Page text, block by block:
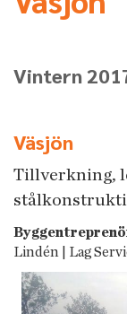
Vintern
Väsjön
Tillverkning,
Lindén | Lag